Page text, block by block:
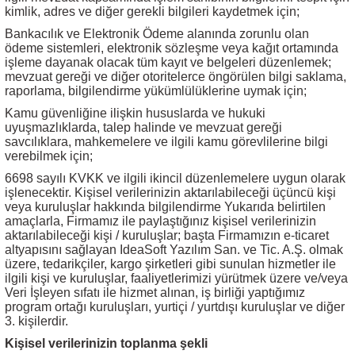
kimlik, adres ve diğer gerekli bilgileri kaydetmek için;
Bankacılık ve Elektronik Ödeme alanında zorunlu olan
ödeme sistemleri, elektronik sözleşme veya kağıt ortamında
işleme dayanak olacak tüm kayıt ve belgeleri düzenlemek;
mevzuat gereği ve diğer otoritelerce öngörülen bilgi saklama,
raporlama, bilgilendirme yükümlülüklerine uymak için;
Kamu güvenliğine ilişkin hususlarda ve hukuki
uyuşmazlıklarda, talep halinde ve mevzuat gereği
savcılıklara, mahkemelere ve ilgili kamu görevlilerine bilgi
verebilmek için;
6698 sayılı KVKK ve ilgili ikincil düzenlemelere uygun olarak
işlenecektir. Kişisel verilerinizin aktarılabileceği üçüncü kişi
veya kuruluşlar hakkında bilgilendirme Yukarıda belirtilen
amaçlarla, Firmamız ile paylaştığınız kişisel verilerinizin
aktarılabileceği kişi / kuruluşlar; başta Firmamızın e-ticaret
altyapısını sağlayan IdeaSoft Yazılım San. ve Tic. A.Ş. olmak
üzere, tedarikçiler, kargo şirketleri gibi sunulan hizmetler ile
ilgili kişi ve kuruluşlar, faaliyetlerimizi yürütmek üzere ve/veya
Veri İşleyen sıfatı ile hizmet alınan, iş birliği yaptığımız
program ortağı kuruluşları, yurtiçi / yurtdışı kuruluşlar ve diğer
3. kişilerdir.
Kişisel verilerinizin toplanma şekli